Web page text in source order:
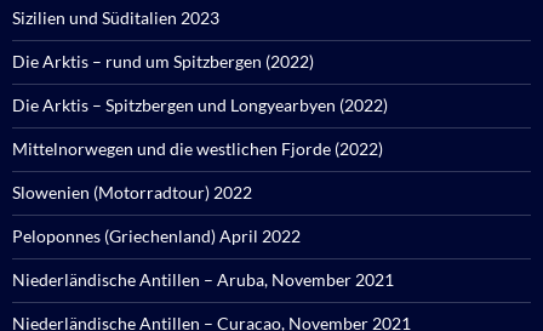
Sizilien und Süditalien 2023
Die Arktis – rund um Spitzbergen (2022)
Die Arktis – Spitzbergen und Longyearbyen (2022)
Mittelnorwegen und die westlichen Fjorde (2022)
Slowenien (Motorradtour) 2022
Peloponnes (Griechenland) April 2022
Niederländische Antillen – Aruba, November 2021
Niederländische Antillen – Curacao, November 2021